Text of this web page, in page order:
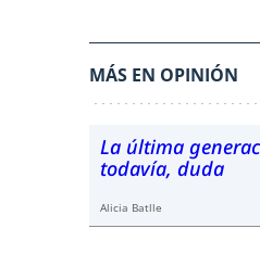
MÁS EN OPINIÓN
La última
todavía, duda
Alicia Batlle